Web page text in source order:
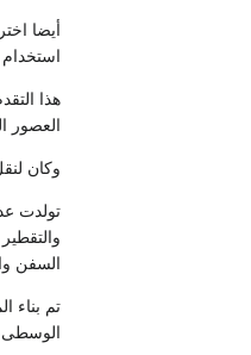
أيضا
استخدام
هذا
العصور
وكان
تولدت
السفن
تم بناء